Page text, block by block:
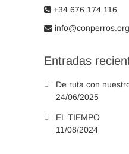
+34 676 174 116
info@conperros.org
Entradas
De ruta con
24/06/2025
EL TIEMPO
11/08/2024